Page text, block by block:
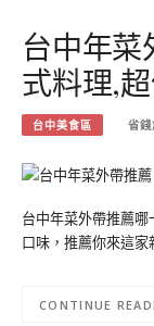
台中年
式料理,
台中美食區 省錢
台中年菜外帶推薦
口味，推薦你來這
CONTINUE